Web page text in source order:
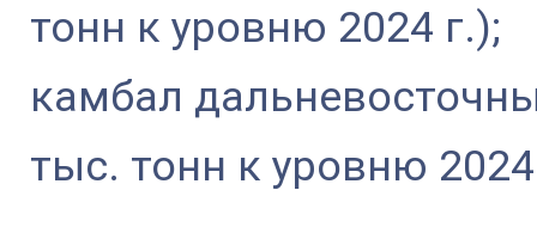
тонн к уровню 2024 г.);
камбал
тыс. тонн к уровню